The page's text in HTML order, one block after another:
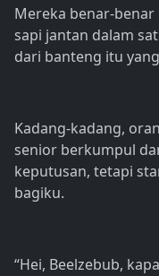
Mereka benar-
sapi jantan dalam
dari banteng itu
Kadang-kadang,
senior berkumpul
keputusan, tetapi
bagiku.
“Hei, Beelzebub,